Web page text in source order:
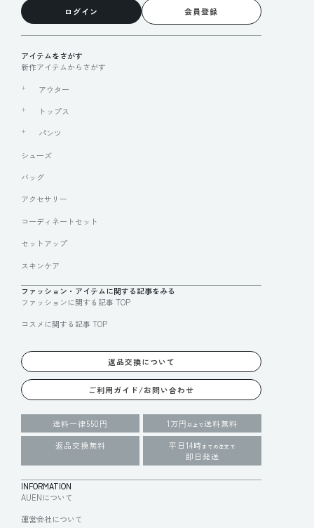
ログイン 会員登録
アイテムをさがす
新作アイテムからさがす
アウター
トップス
パンツ
シューズ
バッグ
アクセサリー
コーディネートセット
セットアップ
スキンケア
ファッション・アイテムに関する記事をみる
ファッションに関する記事 TOP
コスメに関する記事 TOP
返品交換について
ご利用ガイド/お問い合わせ
送料一律550円 1万円 以上で送料無料
返品交換無料
平日14時 までの注文で
即日発送
INFORMATION
AUENについて
運営会社について